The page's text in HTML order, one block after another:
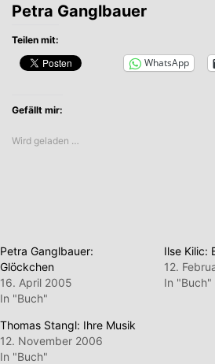
Petra Ganglbauer
Teilen mit:
WhatsApp
Gefällt mir:
Wird geladen …
Petra Ganglbauer:
Glöckchen
16. April 2005
In "Buch"
Ilse Kilic:
12.
In "Buch"
Thomas Stangl: Ihre Musik
12. November 2006
In "Buch"